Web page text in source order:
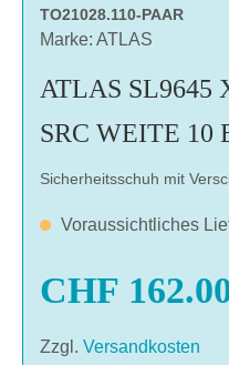
TO21028.110-PAAR
Marke: ATLAS
ATLAS SL9645
SRC WEITE 10
Sicherheitsschuh mit
Voraussichtliches
CHF
Zzgl. Versandkosten